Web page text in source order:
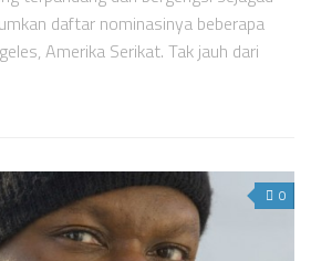
daftar nominasinya beberapa
Amerika Serikat. Tak jauh dari
0